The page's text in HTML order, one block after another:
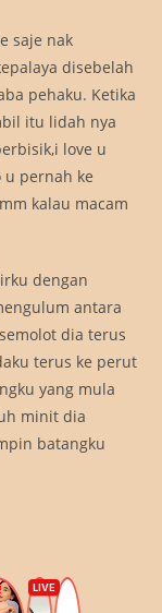
saje nak
disebelah
pehaku. Ketika
itu lidah nya
love u
u pernah ke
kalau macam
dengan
antara
dia terus
terus ke perut
yang mula
minit dia
batangku